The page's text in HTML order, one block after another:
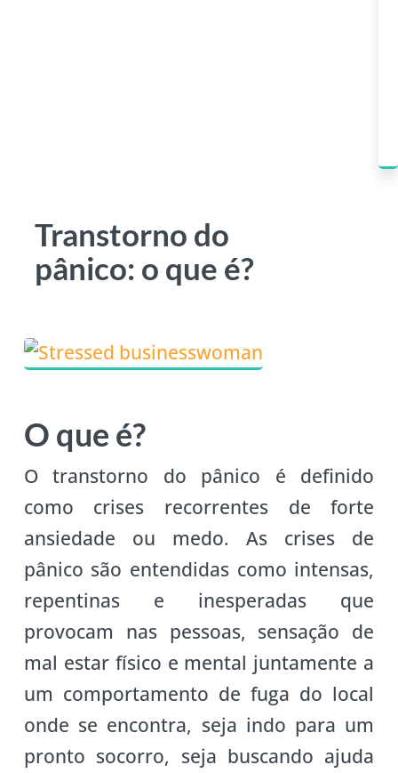
Transtorno do
pânico: o que é?
O que é?
O transtorno do pânico é definido
como crises recorrentes de forte
ansiedade ou medo. As crises de
pânico são entendidas como intensas,
repentinas e inesperadas que
provocam nas pessoas, sensação de
mal estar físico e mental juntamente a
um comportamento de fuga do local
onde se encontra, seja indo para um
pronto socorro, seja buscando ajuda